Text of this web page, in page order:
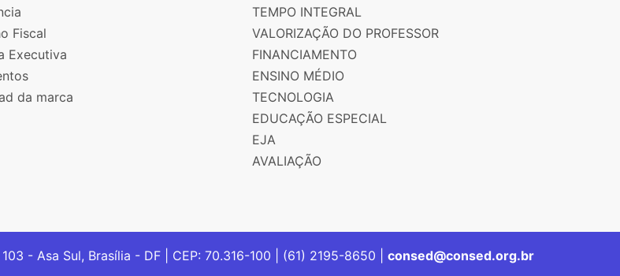
Fiscal
Executiva
da marca
TEMPO INTEGRAL
VALORIZAÇÃO DO PROFESSOR
FINANCIAMENTO
ENSINO MÉDIO
TECNOLOGIA
EDUCAÇÃO ESPECIAL
EJA
AVALIAÇÃO
- Asa Sul, Brasília - DF | CEP: 70.316-100 | (61) 2195-8650 | consed@consed.org.br